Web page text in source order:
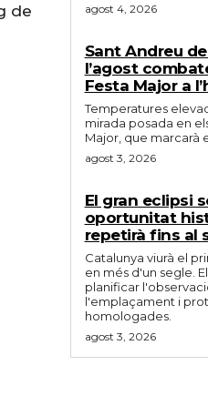
de
agost 4, 2026
Sant Andreu
l’agost
Festa Major a
Temperatures
mirada posada en
Major, que marcarà
agost 3, 2026
El gran eclipsi
oportunitat
repetirà fins al
Catalunya viurà el
en més d'un segle.
planificar
l'emplaçament i
homologades.
agost 3, 2026